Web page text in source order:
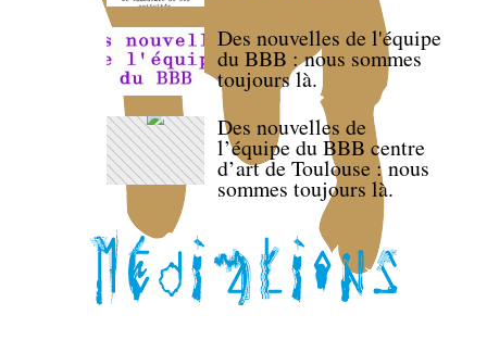
Des nouvelles de l'équipe
du BBB : nous sommes
toujours là.
Des nouvelles de
l’équipe du BBB centre
d’art de Toulouse : nous
sommes toujours là.